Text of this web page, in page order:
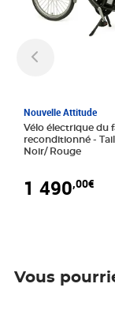
Nouvelle Attitude
Vélo électrique du
reconditionné - Taille normale -
Noir/ Rouge
1 490,00€
Vous